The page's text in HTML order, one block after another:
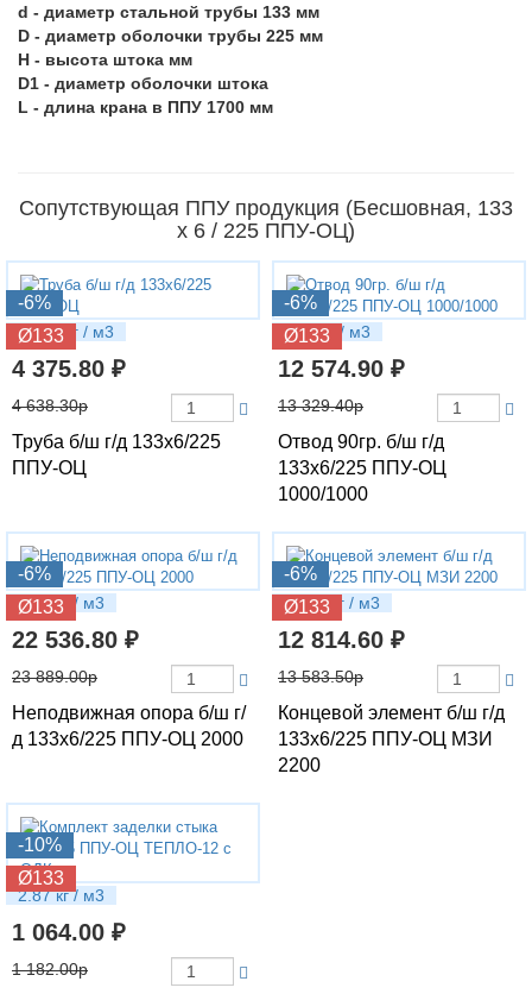
d - диаметр стальной трубы 133 мм
D - диаметр оболочки трубы 225 мм
H - высота штока мм
D1 - диаметр оболочки штока
L - длина крана в ППУ 1700 мм
Сопутствующая ППУ продукция (Бесшовная, 133
х 6 / 225 ППУ-ОЦ)
-6%
Ø133
27.43 кг / м3
4 375.80 ₽
4 638.30р
Труба б/ш г/д 133х6/225
ППУ-ОЦ
-6%
Ø133
54.9 кг / м3
12 574.90 ₽
13 329.40р
Отвод 90гр. б/ш г/д
133х6/225 ППУ-ОЦ
1000/1000
-6%
Ø133
61.3 кг / м3
22 536.80 ₽
23 889.00р
Неподвижная опора б/ш г/
д 133х6/225 ППУ-ОЦ 2000
-6%
Ø133
53.14 кг / м3
12 814.60 ₽
13 583.50р
Концевой элемент б/ш г/д
133х6/225 ППУ-ОЦ МЗИ
2200
-10%
Ø133
2.87 кг / м3
1 064.00 ₽
1 182.00р